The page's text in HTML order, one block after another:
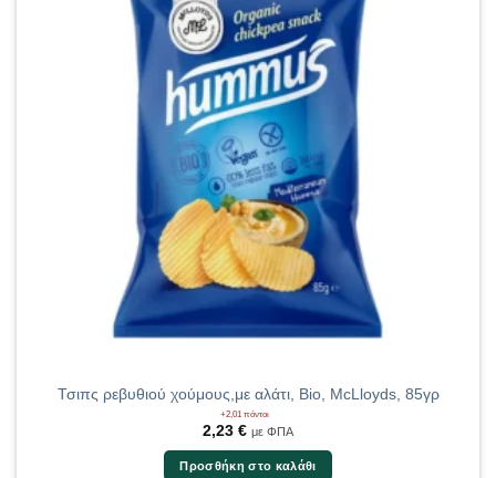
Τσιπς ρεβυθιού χούμους,με αλάτι, Bio, McLloyds, 85γρ
+2,01 πόντοι
2,23 € με ΦΠΑ
Προσθήκη στο καλάθι